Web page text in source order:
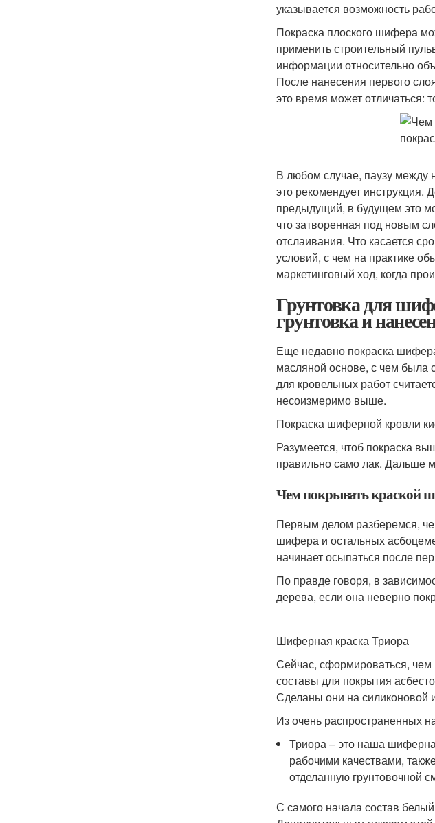
указывается возможность
Покраска плоского шифера
применить строительный
информации относительно
После нанесения первого
это время может отличаться:
В любом случае, паузу между
это рекомендует
предыдущий, в будущем это
что затворенная под новым
отслаивания. Что касается
условий, с чем на практике
маркетинговый ход, когда
Грунтовка для
грунтовка и
Еще недавно покраска
масляной основе, с чем была
для кровельных работ
несоизмеримо выше.
Покраска шиферной кровли
Разумеется, чтоб покраска
правильно само лак. Дальше
Чем покрывать краской
Первым делом разберемся,
шифера и остальных
начинает осыпаться после
По правде говоря, в
дерева, если она неверно
Шиферная краска Триора
Сейчас, сформироваться,
составы для покрытия
Сделаны они на силиконовой
Из очень распространенных
Триора – это наша
рабочими качествами,
отделанную грунтовочной
С самого начала состав